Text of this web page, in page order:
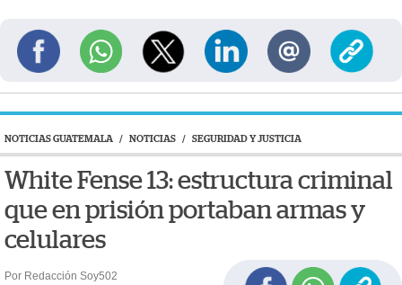
NOTICIAS GUATEMALA / NOTICIAS / SEGURIDAD Y JUSTICIA
White Fense 13: estructura criminal
que en prisión portaban armas y
celulares
Por Redacción Soy502